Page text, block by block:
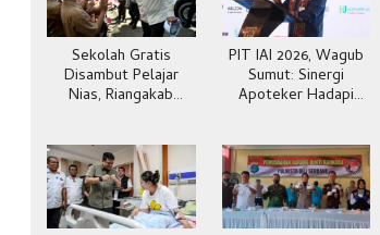
Sekolah Gratis
Disambut Pelajar
Nias, Riangakab
PIT IAI 2026, Wagub
Sumut: Sinergi
Apoteker Hadapi